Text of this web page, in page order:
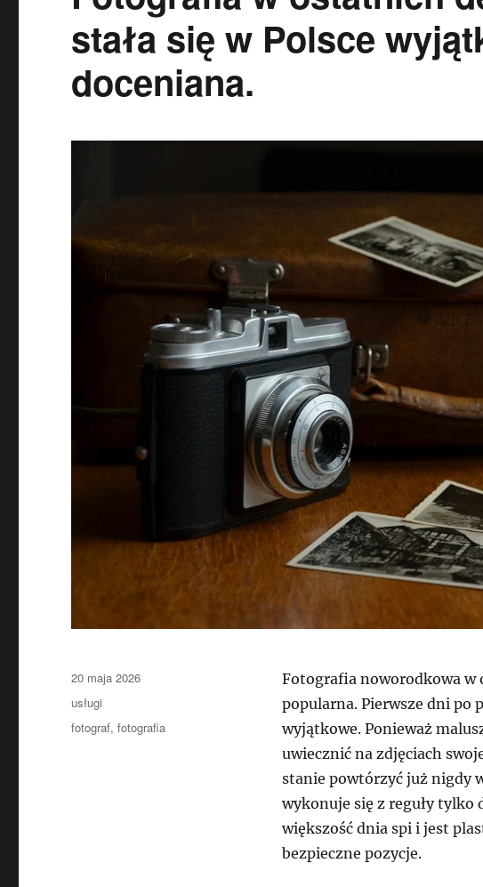
stała się w Polsce
doceniana.
Fotografia noworodkowa w
popularna. Pierwsze dni po
wyjątkowe. Ponieważ
uwiecznić na zdjęciach
stanie powtórzyć już nigdy
wykonuje się z reguły tylko
większość dnia spi i jest
bezpieczne pozycje.
Data
publikacji
20 maja 2026
Kategorie
usługi
Tagi
fotograf,fotografia